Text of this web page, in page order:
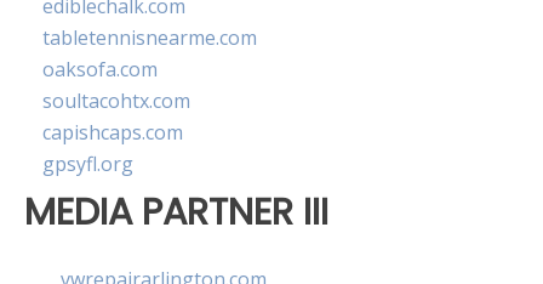
ediblechalk.com
tabletennisnearme.com
oaksofa.com
soultacohtx.com
capishcaps.com
gpsyfl.org
MEDIA PARTNER III